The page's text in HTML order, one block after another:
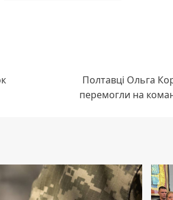
Полтавці Ольга
перемогли на